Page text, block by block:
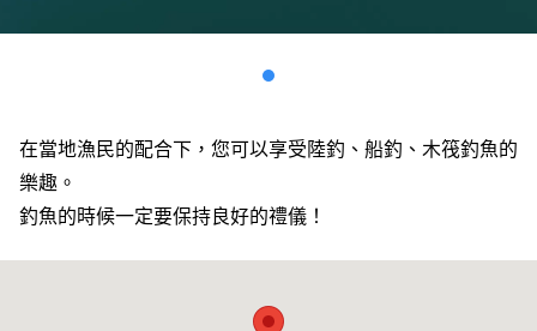
在當地漁民的配合下，您可以享受陸釣、船釣、木筏釣魚的
樂趣。
釣魚的時候一定要保持良好的禮儀！